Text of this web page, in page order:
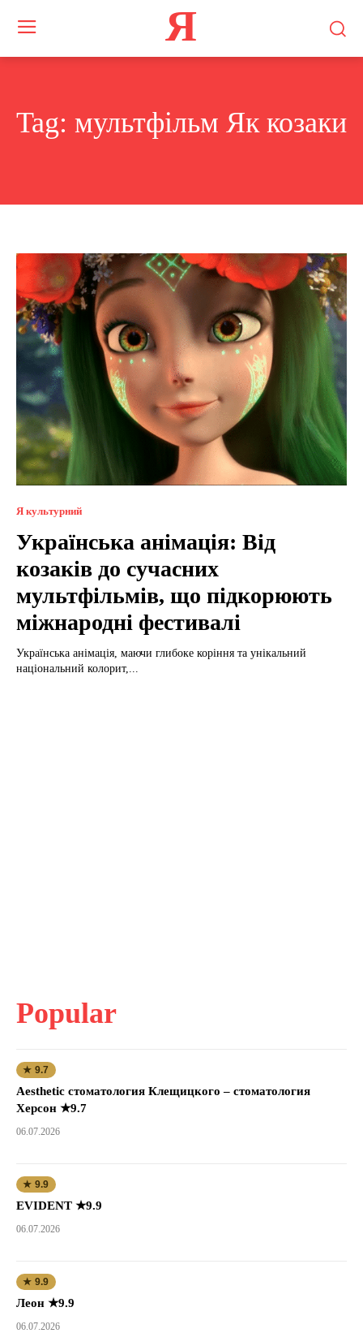
Я
Tag: мультфільм Як козаки
Я культурний
Українська анімація: Від
козаків до сучасних
мультфільмів, що підкорюють
міжнародні фестивалі
Українська анімація, маючи глибоке коріння та унікальний
національний колорит,...
Popular
★ 9.7
Aesthetic стоматология Клещицкого – стоматология
Херсон ★9.7
06.07.2026
★ 9.9
EVIDENT ★9.9
06.07.2026
★ 9.9
Леон ★9.9
06.07.2026